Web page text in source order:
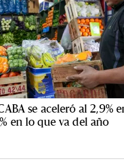
se aceleró al 2,9%
en lo que va del año